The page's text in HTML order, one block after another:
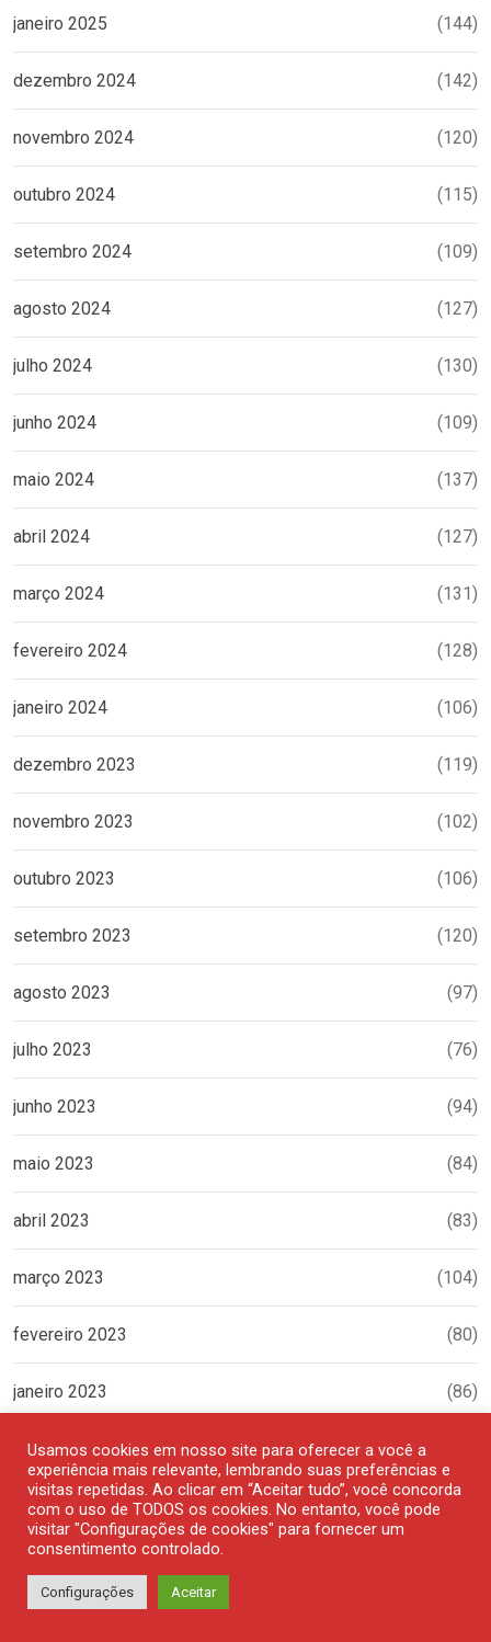
janeiro 2025 (144)
dezembro 2024 (142)
novembro 2024 (120)
outubro 2024 (115)
setembro 2024 (109)
agosto 2024 (127)
julho 2024 (130)
junho 2024 (109)
maio 2024 (137)
abril 2024 (127)
março 2024 (131)
fevereiro 2024 (128)
janeiro 2024 (106)
dezembro 2023 (119)
novembro 2023 (102)
outubro 2023 (106)
setembro 2023 (120)
agosto 2023 (97)
julho 2023 (76)
junho 2023 (94)
maio 2023 (84)
abril 2023 (83)
março 2023 (104)
fevereiro 2023 (80)
janeiro 2023 (86)
dezembro 2022
novembro 2022
Usamos cookies em nosso site para oferecer a você a
experiência mais relevante, lembrando suas preferências e
visitas repetidas. Ao clicar em “Aceitar tudo”, você concorda
com o uso de TODOS os cookies. No entanto, você pode
visitar "Configurações de cookies" para fornecer um
consentimento controlado.
Configurações Aceitar